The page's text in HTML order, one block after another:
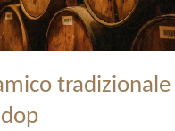
tradizionale